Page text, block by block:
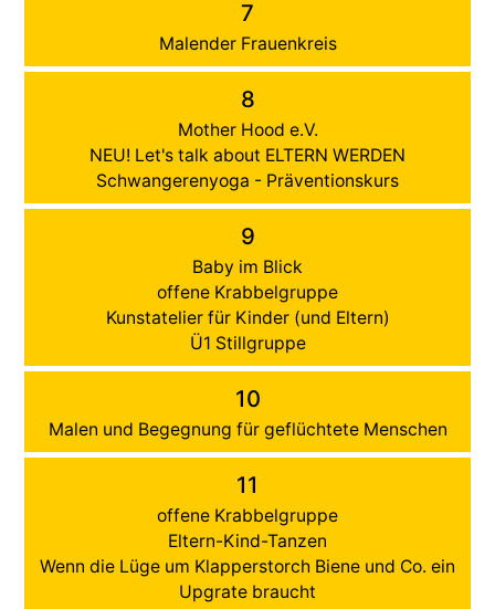
7
Malender Frauenkreis
8
Mother Hood e.V.
NEU! Let's talk about ELTERN WERDEN
Schwangerenyoga - Präventionskurs
9
Baby im Blick
offene Krabbelgruppe
Kunstatelier für Kinder (und Eltern)
Ü1 Stillgruppe
10
Malen und Begegnung für geflüchtete Menschen
11
offene Krabbelgruppe
Eltern-Kind-Tanzen
Wenn die Lüge um Klapperstorch Biene und Co. ein
Upgrate braucht